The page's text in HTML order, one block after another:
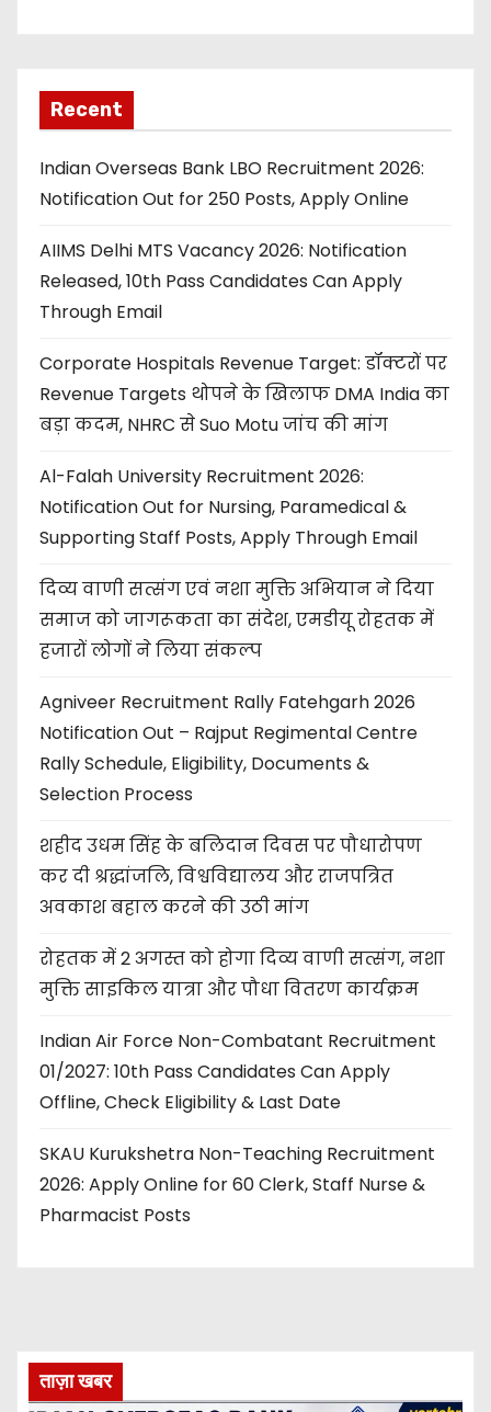
Recent
Indian Overseas Bank LBO Recruitment 2026:
Notification Out for 250 Posts, Apply Online
AIIMS Delhi MTS Vacancy 2026: Notification
Released, 10th Pass Candidates Can Apply
Through Email
Corporate Hospitals Revenue Target: डॉक्टरों पर
Revenue Targets थोपने के खिलाफ DMA India का
बड़ा कदम, NHRC से Suo Motu जांच की मांग
Al-Falah University Recruitment 2026:
Notification Out for Nursing, Paramedical &
Supporting Staff Posts, Apply Through Email
दिव्य वाणी सत्संग एवं नशा मुक्ति अभियान ने दिया
समाज को जागरूकता का संदेश, एमडीयू रोहतक में
हजारों लोगों ने लिया संकल्प
Agniveer Recruitment Rally Fatehgarh 2026
Notification Out – Rajput Regimental Centre
Rally Schedule, Eligibility, Documents &
Selection Process
शहीद उधम सिंह के बलिदान दिवस पर पौधारोपण
कर दी श्रद्धांजलि, विश्वविद्यालय और राजपत्रित
अवकाश बहाल करने की उठी मांग
रोहतक में 2 अगस्त को होगा दिव्य वाणी सत्संग, नशा
मुक्ति साइकिल यात्रा और पौधा वितरण कार्यक्रम
Indian Air Force Non-Combatant Recruitment
01/2027: 10th Pass Candidates Can Apply
Offline, Check Eligibility & Last Date
SKAU Kurukshetra Non-Teaching Recruitment
2026: Apply Online for 60 Clerk, Staff Nurse &
Pharmacist Posts
ताज़ा खबर